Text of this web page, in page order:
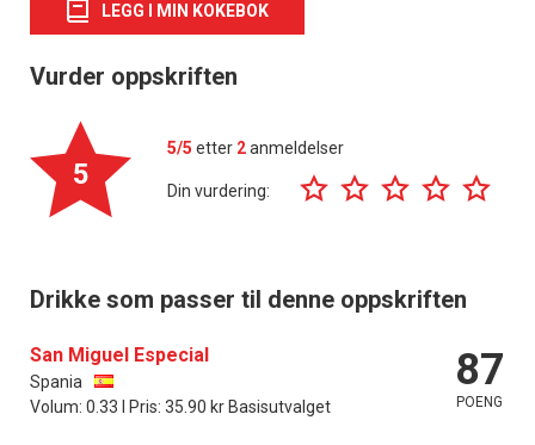
LEGG I MIN KOKEBOK
Vurder oppskriften
5
5/5 etter 2anmeldelser
Din vurdering:
Drikke som passer til denne oppskriften
San Miguel Especial
Spania
Volum: 0.33 l Pris: 35.90 kr Basisutvalget
87
POENG